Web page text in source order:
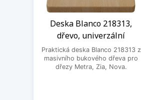
Deska Blanco 218313,
dřevo, univerzální
Praktická deska Blanco 218313 z
masivního bukového dřeva pro
dřezy Metra, Zia, Nova.